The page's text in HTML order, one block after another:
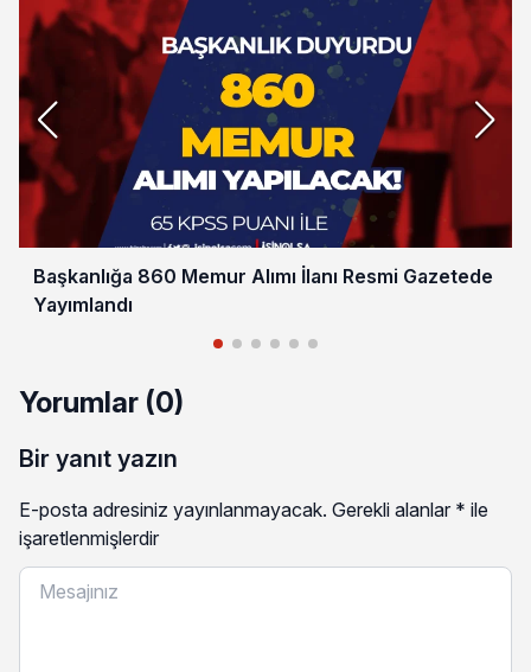
Başkanlığa 860 Memur Alımı İlanı Resmi Gazetede
Yayımlandı
Yorumlar (0)
Bir yanıt yazın
E-posta adresiniz yayınlanmayacak. Gerekli alanlar * ile
işaretlenmişlerdir